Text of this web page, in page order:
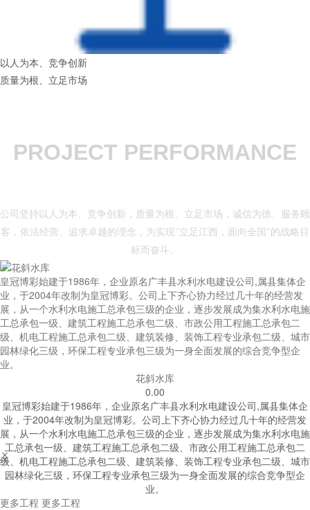
以人为本、竞争创新
质量为根、立足市场
PROJECT PERFORMANCE
公司坚持以人为本、竞争创新，质量为根、立足市场，诚信为德、服务顾
客，依法经营、追求卓越的理念，为实现"立足江西，面向全国"的战略目
标而奋斗。
皇冠博彩始建于1986年，企业原名广丰县水利水电建设公司,属县集体企
业，于2004年改制为皇冠博彩。公司上下齐心协力经过几十年的经营发
展，从一个水利水电施工总承包三级的企业，逐步发展成为集水利水电施
工总承包一级、建筑工程施工总承包二级、市政公用工程施工总承包二
级、机电工程施工总承包二级、建筑装修、装饰工程专业承包二级、城市
园林绿化三级，环保工程专业承包三级为一身全面发展的综合竞争型企
业。
花斜水库
0.00
皇冠博彩始建于1986年，企业原名广丰县水利水电建设公司,属县集体企
业，于2004年改制为皇冠博彩。公司上下齐心协力经过几十年的经营发
展，从一个水利水电施工总承包三级的企业，逐步发展成为集水利水电施
工总承包一级、建筑工程施工总承包二级、市政公用工程施工总承包二
级、机电工程施工总承包二级、建筑装修、装饰工程专业承包二级、城市
园林绿化三级，环保工程专业承包三级为一身全面发展的综合竞争型企
业。


更多工程 更多工程